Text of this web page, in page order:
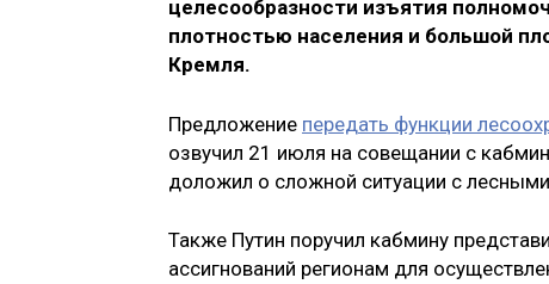
целесообразности изъятия
плотностью населения и большой
Кремля.
Предложение передать функции
озвучил 21 июля на совещании с
доложил о сложной ситуации с
Также Путин поручил кабмину
ассигнований регионам для